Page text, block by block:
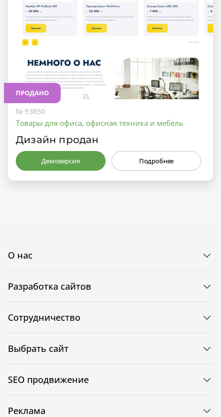
ПРОДАНО
№ 93850
Товары для офиса, офисная техника и мебель
Дизайн продан
Демоверсия Подробнее
О нас
Разработка сайтов
Сотрудничество
Выбрать сайт
SEO продвижение
Реклама